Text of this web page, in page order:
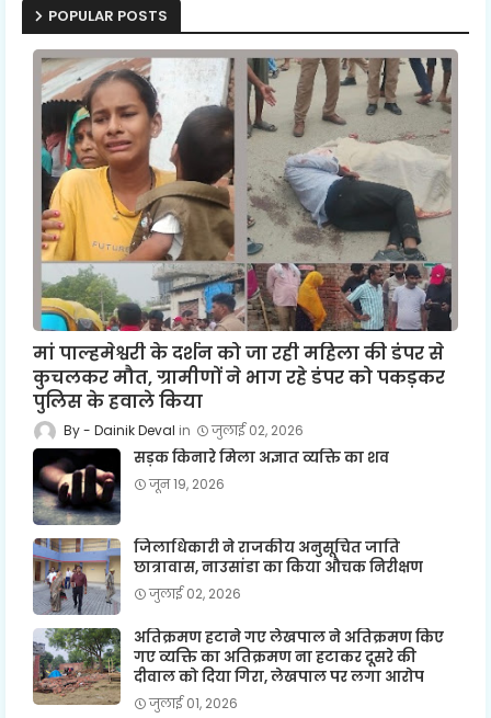
POPULAR POSTS
मां पाल्हमेश्वरी के दर्शन को जा रही महिला की डंपर से
कुचलकर मौत, ग्रामीणों ने भाग रहे डंपर को पकड़कर
पुलिस के हवाले किया
Dainik Deval जुलाई 02, 2026
सड़क किनारे मिला अज्ञात व्यक्ति का शव
जून 19, 2026
जिलाधिकारी ने राजकीय अनुसूचित जाति
छात्रावास, नाउसांडा का किया औचक निरीक्षण
जुलाई 02, 2026
अतिक्रमण हटाने गए लेखपाल ने अतिक्रमण किए
गए व्यक्ति का अतिक्रमण ना हटाकर दूसरे की
दीवाल को दिया गिरा, लेखपाल पर लगा आरोप
जुलाई 01, 2026